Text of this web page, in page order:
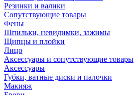
Резинки и валики
Сопутствующие товары
Фены
Шпильки, невидимки, зажимы
Щипцы и плойки
Лицо
Аксессуары и сопутствующие товары
Аксессуары
Губки, ватные диски и палочки
Макияж